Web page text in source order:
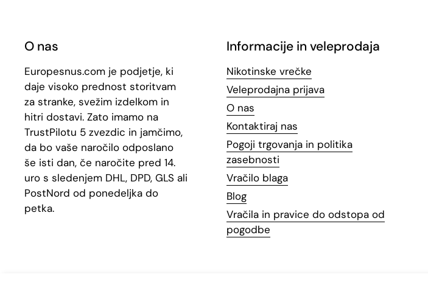
O nas
Europesnus.com je podjetje, ki
daje visoko prednost storitvam
za stranke, svežim izdelkom in
hitri dostavi. Zato imamo na
TrustPilotu 5 zvezdic in jamčimo,
da bo vaše naročilo odposlano
še isti dan, če naročite pred 14.
uro s sledenjem DHL, DPD, GLS ali
PostNord od ponedeljka do
petka.
Informacije in veleprodaja
Nikotinske vrečke
Veleprodajna prijava
O nas
Kontaktiraj nas
Pogoji trgovanja in politika
zasebnosti
Vračilo blaga
Blog
Vračila in pravice do odstopa od
pogodbe